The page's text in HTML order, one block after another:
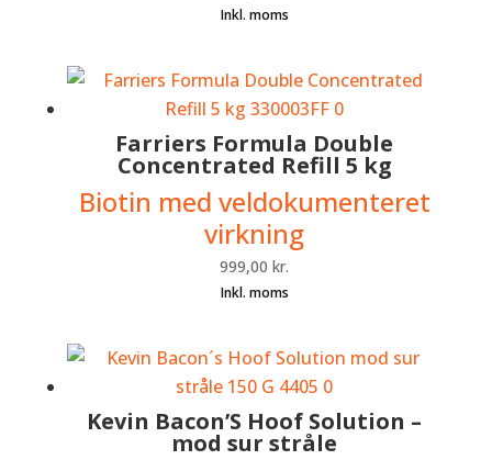
Farriers Formula Double
Concentrated Refill 5 kg
Biotin med veldokumenteret
virkning
999,00kr.
Kevin Bacon’S Hoof Solution –
mod sur stråle